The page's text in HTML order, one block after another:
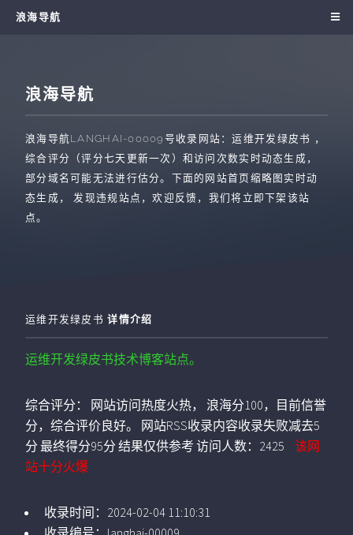
浪海导航
浪海导航
浪海导航LANGHAI-00009 号收录网站：运维开发绿皮书 ，
综合评分（评分七天更新一次）和访问次数实时动态生成，
部分域名可能无法进行估分。下面的网站首页缩略图实时动
态生成， 发现违规站点，欢迎反馈，我们将立即下架该站
点。
运维开发绿皮书 详情介绍
运维开发绿皮书技术博客站点。
综合评分：
网站访问热度火热， 浪海分100，目前信誉
分，综合评价良好。 网站RSS收录内容收录失败减去5
分 最终得分95分 结果仅供参考 访问人数： 2425
该网
站十分火爆
收录时间： 2024-02-04 11:10:31